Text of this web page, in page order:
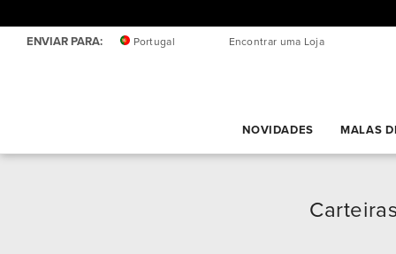
ENVIAR PARA: Portugal Encontrar uma Loja
NOVIDADES MALAS